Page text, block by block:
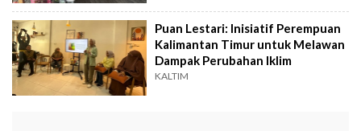
Puan Lestari: Inisiatif Perempuan
Kalimantan Timur untuk Melawan
Dampak Perubahan Iklim
KALTIM